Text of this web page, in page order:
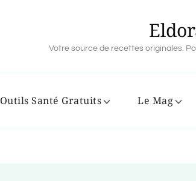
Votre source de recettes originales.
Outils Santé Gratuits Le Mag